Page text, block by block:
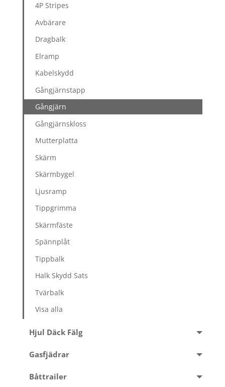
4P Stripes
Avbärare
Dragbalk
Elramp
Kabelskydd
Gångjärnstapp
Gångjärn
Gångjärnskloss
Mutterplatta
Skärm
Skärmbygel
Ljusramp
Tippgrimma
Skärmfäste
Spännplåt
Tippbalk
Halk Skydd Sats
Tvärbalk
Visa alla
Hjul Däck Fälg
Gasfjädrar
Båttrailer